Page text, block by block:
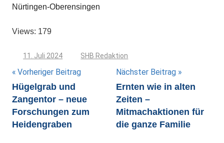
Nürtingen-Oberensingen
Views: 179
11. Juli 2024 SHB Redaktion
Beitragsnavigation
Vorheriger Beitrag
Hügelgrab und
Zangentor – neue
Forschungen zum
Heidengraben
Nächster Beitrag
Ernten wie in alten
Zeiten –
Mitmachaktionen für
die ganze Familie